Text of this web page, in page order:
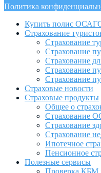
Политика
Купить полис
Страхование
Страхование
Страхование
Страхование
Страхование
Страхование
Страховые новости
Страховые продукты
Общее о
Страхование
Страхование
Страхование
Ипотечное
Пенсионное
Полезные сервисы
Проверка КБМ